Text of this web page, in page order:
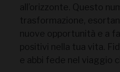
all’orizzonte. Questo
trasformazione,
nuove opportunità e a
positivi nella tua vita.
e abbi fede nel viaggio